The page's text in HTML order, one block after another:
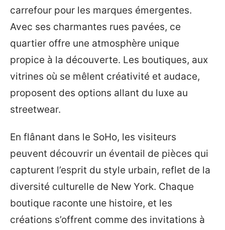
carrefour pour les marques émergentes.
Avec ses charmantes rues pavées, ce
quartier offre une atmosphère unique
propice à la découverte. Les boutiques, aux
vitrines où se mêlent créativité et audace,
proposent des options allant du luxe au
streetwear.
En flânant dans le SoHo, les visiteurs
peuvent découvrir un éventail de pièces qui
capturent l’esprit du style urbain, reflet de la
diversité culturelle de New York. Chaque
boutique raconte une histoire, et les
créations s’offrent comme des invitations à